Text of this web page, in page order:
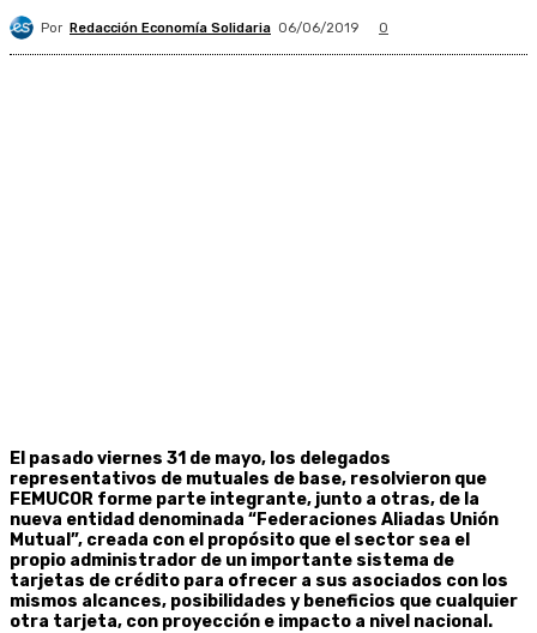
Por Redacción Economía Solidaria 06/06/2019 0
El pasado viernes 31 de mayo, los delegados
representativos de mutuales de base, resolvieron que
FEMUCOR forme parte integrante, junto a otras, de la
nueva entidad denominada “Federaciones Aliadas Unión
Mutual”, creada con el propósito que el sector sea el
propio administrador de un importante sistema de
tarjetas de crédito para ofrecer a sus asociados con los
mismos alcances, posibilidades y beneficios que cualquier
otra tarjeta, con proyección e impacto a nivel nacional.